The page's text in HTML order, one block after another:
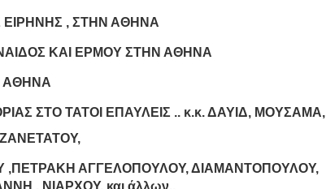
ΕΙΡΗΝΗΣ , ΣΤΗΝ ΑΘΗΝΑ
ΚΑΙ ΕΡΜΟΥ ΣΤΗΝ ΑΘΗΝΑ
ΑΘΗΝΑ
ΣΤΟ ΤΑΤΟΙ ΕΠΑΥΛΕΙΣ .. κ.κ. ΔΑΥΙΔ, ΜΟΥΣΑΜΑ,
ΑΓΓΕΛΟΠΟΥΛΟΥ, ΔΙΑΜΑΝΤΟΠΟΥΛΟΥ,
, ΝΙΑΡΧΟΥ, και άλλων..